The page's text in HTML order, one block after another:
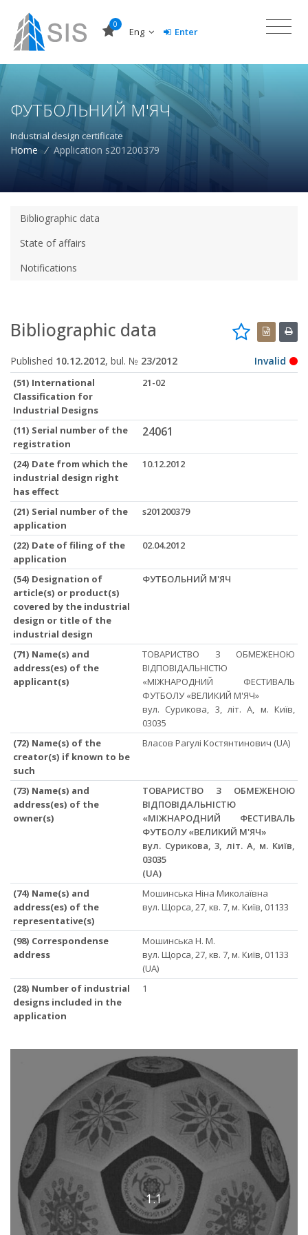
0
Eng Enter
ФУТБОЛЬНИЙ М'ЯЧ
Industrial design certificate
Home / Application s201200379
Bibliographic data
State of affairs
Notifications
Bibliographic data
Published 10.12.2012, bul. № 23/2012 Invalid
(51) International
Classification for
Industrial Designs
21-02
(11) Serial number of the
registration
24061
(24) Date from which the
industrial design right
has effect
10.12.2012
(21) Serial number of the
application
s201200379
(22) Date of filing of the
application
02.04.2012
(54) Designation of
article(s) or product(s)
covered by the industrial
design or title of the
industrial design
ФУТБОЛЬНИЙ М'ЯЧ
(71) Name(s) and
address(es) of the
applicant(s)
ТОВАРИСТВО З ОБМЕЖЕНОЮ
ВІДПОВІДАЛЬНІСТЮ
«МІЖНАРОДНИЙ ФЕСТИВАЛЬ
ФУТБОЛУ «ВЕЛИКИЙ М'ЯЧ»
вул. Сурикова, 3, літ. А, м. Київ,
03035
(72) Name(s) of the
creator(s) if known to be
such
Власов Рагулі Костянтинович (UA)
(73) Name(s) and
address(es) of the
owner(s)
ТОВАРИСТВО З ОБМЕЖЕНОЮ
ВІДПОВІДАЛЬНІСТЮ
«МІЖНАРОДНИЙ ФЕСТИВАЛЬ
ФУТБОЛУ «ВЕЛИКИЙ М'ЯЧ»
вул. Сурикова, 3, літ. А, м. Київ,
03035
(UA)
(74) Name(s) and
address(es) of the
representative(s)
Мошинська Ніна Миколаївна
вул. Щорса, 27, кв. 7, м. Київ, 01133
(98) Correspondense
address
Мошинська Н. М.
вул. Щорса, 27, кв. 7, м. Київ, 01133
(UA)
(28) Number of industrial
designs included in the
application
1
1.1